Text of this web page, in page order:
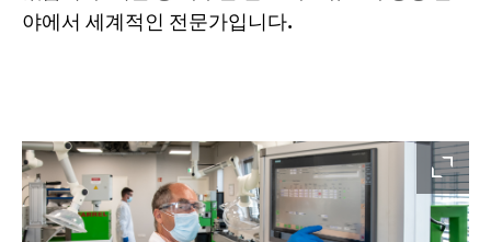
야에서 세계적인 전문가입니다.